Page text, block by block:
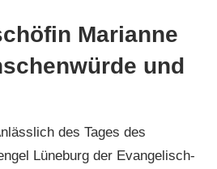
Marianne
und
des Tages des
Lüneburg der Evangelisch-